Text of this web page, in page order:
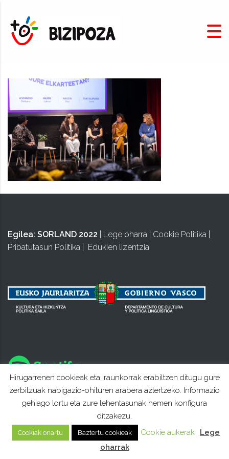
Egilea: SORLAND 2022 Lege oharra Cookie Politika
Pribatutasun Politika
Edukien lizentzia
Hirugarrenen cookieak eta iraunkorrak erabiltzen ditugu gure
zerbitzuak nabigazio-ohituren arabera aztertzeko. Informazio
gehiago lortu eta zure lehentasunak hemen konfigura
ditzakezu.
Cookiak onartu Baztertu cookieak Cookie aukerak
Lege
oharrak